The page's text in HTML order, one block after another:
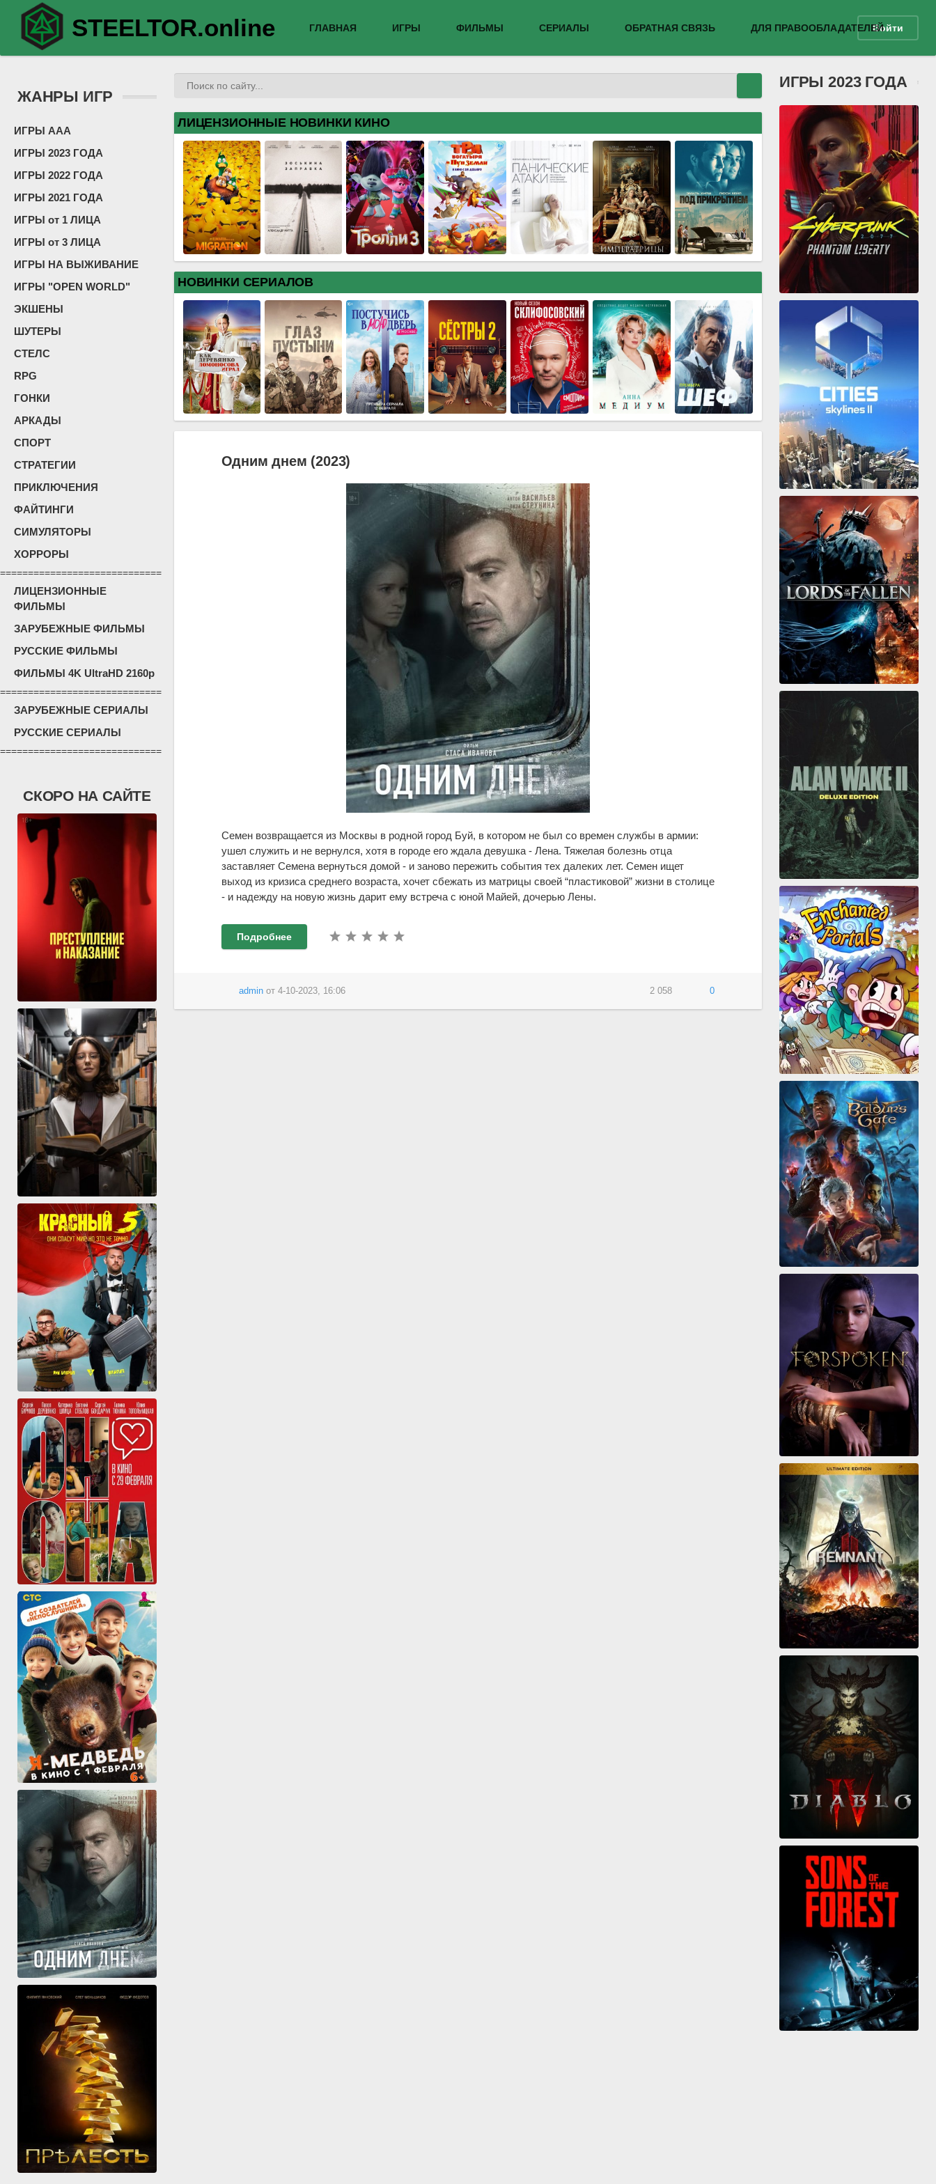
STEELTOR.online ГЛАВНАЯ ИГРЫ ФИЛЬМЫ СЕРИАЛЫ ОБРАТНАЯ СВЯЗЬ ДЛЯ ПРАВООБЛАДАТЕЛЕЙВойти
ЖАНРЫ ИГР
ИГРЫ ААА
ИГРЫ 2023 ГОДА
ИГРЫ 2022 ГОДА
ИГРЫ 2021 ГОДА
ИГРЫ от 1 ЛИЦА
ИГРЫ от 3 ЛИЦА
ИГРЫ НА ВЫЖИВАНИЕ
ИГРЫ "OPEN WORLD"
ЭКШЕНЫ
ШУТЕРЫ
СТЕЛС
RPG
ГОНКИ
АРКАДЫ
СПОРТ
СТРАТЕГИИ
ПРИКЛЮЧЕНИЯ
ФАЙТИНГИ
СИМУЛЯТОРЫ
ХОРРОРЫ
=============================
ЛИЦЕНЗИОННЫЕ
ФИЛЬМЫ
ЗАРУБЕЖНЫЕ ФИЛЬМЫ
РУССКИЕ ФИЛЬМЫ
ФИЛЬМЫ 4K UltraHD 2160p
=============================
ЗАРУБЕЖНЫЕ СЕРИАЛЫ
РУССКИЕ СЕРИАЛЫ
=============================
СКОРО НА САЙТЕ
ЛИЦЕНЗИОННЫЕ НОВИНКИ КИНО
НОВИНКИ СЕРИАЛОВ
Одним днем (2023)
Семен возвращается из Москвы в родной город Буй, в котором не был со времен службы в армии:
ушел служить и не вернулся, хотя в городе его ждала девушка - Лена. Тяжелая болезнь отца
заставляет Семена вернуться домой - и заново пережить события тех далеких лет. Семен ищет
выход из кризиса среднего возраста, хочет сбежать из матрицы своей “пластиковой” жизни в столице
- и надежду на новую жизнь дарит ему встреча с юной Майей, дочерью Лены.
Подробнее
2 058 0
adminот 4-10-2023, 16:06
ИГРЫ 2023 ГОДА